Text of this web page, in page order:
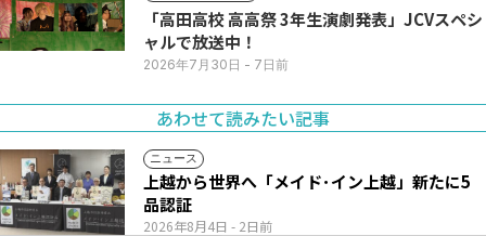
「高田高校 高高祭 3年生演劇発表」JCVスペシ
ャルで放送中！
2026年7月30日 - 7日前
あわせて読みたい記事
ニュース
2026年8月4日 - 2日前
上越から世界へ「メイド･イン上越」新たに5
品認証